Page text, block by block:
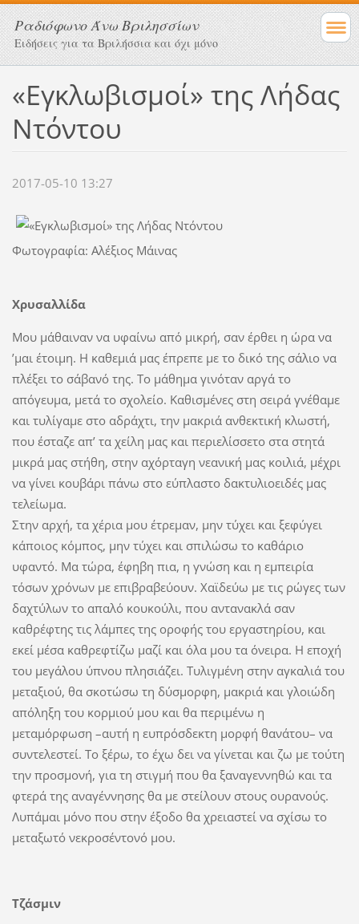
Ραδιόφωνο Άνω Βριλησσίων
Ειδήσεις για τα Βριλήσσια και όχι μόνο
«Εγκλωβισμοί» της Λήδας
Ντόντου
2017-05-10 13:27
Φωτογραφία: Αλέξιος Μάινας
Χρυσαλλίδα
Μου μάθαιναν να υφαίνω από μικρή, σαν έρθει η ώρα να
’μαι έτοιμη. Η καθεμιά μας έπρεπε με το δικό της σάλιο να
πλέξει το σάβανό της. Το μάθημα γινόταν αργά το
απόγευμα, μετά το σχολείο. Καθισμένες στη σειρά γνέθαμε
και τυλίγαμε στο αδράχτι, την μακριά ανθεκτική κλωστή,
που έσταζε απ’ τα χείλη μας και περιελίσσετο στα στητά
μικρά μας στήθη, στην αχόρταγη νεανική μας κοιλιά, μέχρι
να γίνει κουβάρι πάνω στο εύπλαστο δακτυλιοειδές μας
τελείωμα.
Στην αρχή, τα χέρια μου έτρεμαν, μην τύχει και ξεφύγει
κάποιος κόμπος, μην τύχει και σπιλώσω το καθάριο
υφαντό. Μα τώρα, έφηβη πια, η γνώση και η εμπειρία
τόσων χρόνων με επιβραβεύουν. Χαϊδεύω με τις ρώγες των
δαχτύλων το απαλό κουκούλι, που αντανακλά σαν
καθρέφτης τις λάμπες της οροφής του εργαστηρίου, και
εκεί μέσα καθρεφτίζω μαζί και όλα μου τα όνειρα. Η εποχή
του μεγάλου ύπνου πλησιάζει. Τυλιγμένη στην αγκαλιά του
μεταξιού, θα σκοτώσω τη δύσμορφη, μακριά και γλοιώδη
απόληξη του κορμιού μου και θα περιμένω η
μεταμόρφωση –αυτή η ευπρόσδεκτη μορφή θανάτου– να
συντελεστεί. Το ξέρω, το έχω δει να γίνεται και ζω με τούτη
την προσμονή, για τη στιγμή που θα ξαναγεννηθώ και τα
φτερά της αναγέννησης θα με στείλουν στους ουρανούς.
Λυπάμαι μόνο που στην έξοδο θα χρειαστεί να σχίσω το
μεταξωτό νεκροσέντονό μου.
Τζάσμιν